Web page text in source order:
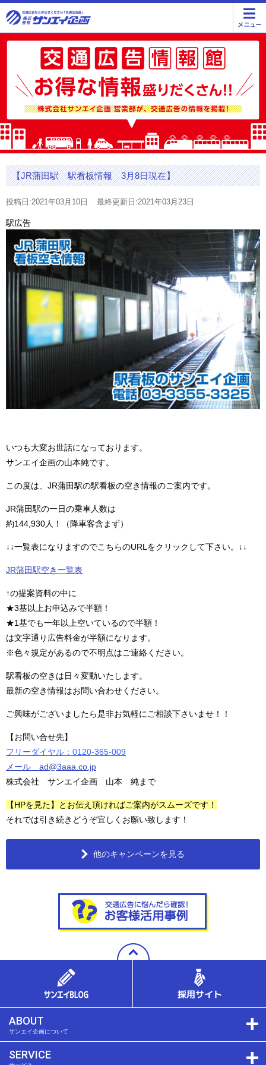
【JR蒲田駅 駅看板情報 3月8日現在】
投稿日:2021年03月10日 最終更新日:2021年03月23日
駅広告
いつも大変お世話になっております。
サンエイ企画の山本純です。
この度は、JR蒲田駅の駅看板の空き情報のご案内です。
JR蒲田駅の一日の乗車人数は
約144,930人！（降車客含まず）
↓↓一覧表になりますのでこちらのURLをクリックして下さい。↓↓
JR蒲田駅空き一覧表
↑の提案資料の中に
★3基以上お申込みで半額！
★1基でも一年以上空いているので半額！
は文字通り広告料金が半額になります。
※色々規定があるので不明点はご連絡ください。
駅看板の空きは日々変動いたします。
最新の空き情報はお問い合わせください。
ご興味がございましたら是非お気軽にご相談下さいませ！！
【お問い合せ先】
フリーダイヤル：0120-365-009
メール ad@3aaa.co.jp
株式会社 サンエイ企画 山本 純まで
【HPを見た】とお伝え頂ければご案内がスムーズです！
それでは引き続きどうぞ宜しくお願い致します！
他のキャンペーンを見る
ABOUT
サンエイ企画について
SERVICE